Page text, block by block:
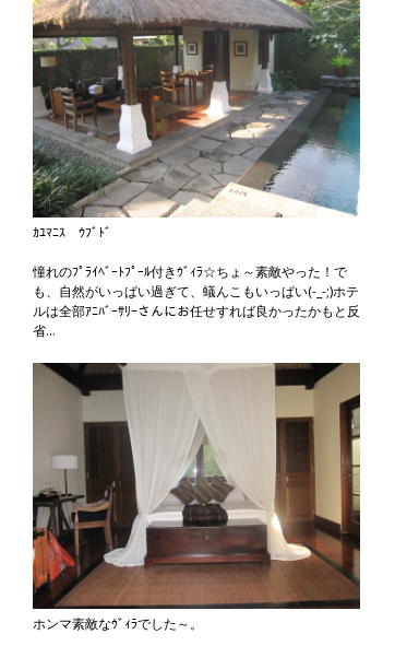
ｶﾕﾏﾆｽ ｳﾌﾞﾄﾞ
憧れのﾌﾟﾗｲﾍﾞｰﾄﾌﾟｰﾙ付きｳﾞｨﾗ☆ちょ～素敵やった！で
も、自然がいっぱい過ぎて、蟻んこもいっぱい(-_-;)ホテ
ルは全部ｱﾆﾊﾞｰｻﾘｰさんにお任せすれば良かったかもと反
省…
ホンマ素敵なｳﾞｨﾗでした～。